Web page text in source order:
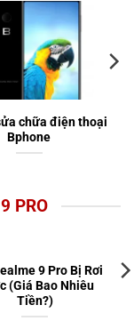
chữa điện thoại
Bphone
PRO
9 Pro Bị Rơi
(Giá Bao Nhiêu
Tiền?)